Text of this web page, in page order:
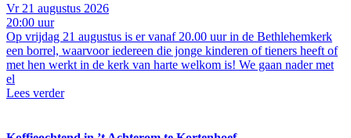
Vr 21 augustus 2026
20:00 uur
Op vrijdag 21 augustus is er vanaf 20.00 uur in de Bethlehemkerk
een borrel, waarvoor iedereen die jonge kinderen of tieners heeft of
met hen werkt in de kerk van harte welkom is! We gaan nader met
el
Lees verder